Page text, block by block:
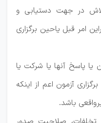
در جهت دستیابی و
امر قبل یاحین برگزاری
پاسخ آنها یا شرکت یا
آزمون اعم از اینکه
باشد.